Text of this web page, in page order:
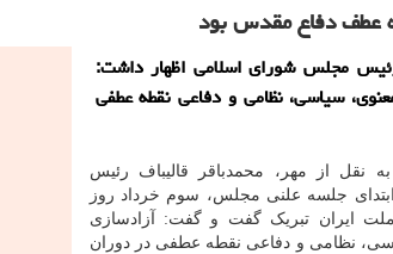
عطف دفاع مقدس بود
مجلس شورای اسلامی اظهار داشت:
سیاسی، نظامی و دفاعی نقطه عطفی
نقل از مهر، محمدباقر قالیباف رئیس
جلسه علنی مجلس، سوم خرداد روز
ایران تبریک گفت و گفت: آزادسازی
نظامی و دفاعی نقطه عطفی در دوران